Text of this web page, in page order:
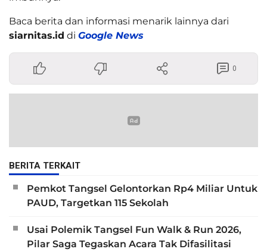
Baca berita dan informasi menarik lainnya dari
siarnitas.id di Google News
0
BERITA TERKAIT
Pemkot Tangsel Gelontorkan Rp4 Miliar Untuk
PAUD, Targetkan 115 Sekolah
Usai Polemik Tangsel Fun Walk & Run 2026,
Pilar Saga Tegaskan Acara Tak Difasilitasi